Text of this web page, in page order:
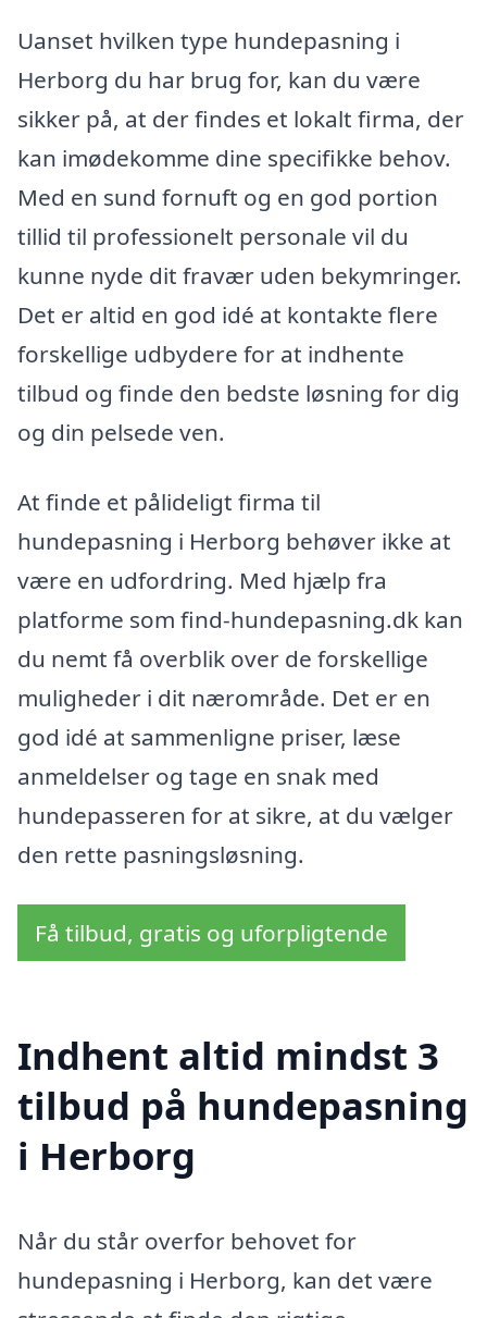
Uanset hvilken type hundepasning i
Herborg du har brug for, kan du være
sikker på, at der findes et lokalt firma, der
kan imødekomme dine specifikke behov.
Med en sund fornuft og en god portion
tillid til professionelt personale vil du
kunne nyde dit fravær uden bekymringer.
Det er altid en god idé at kontakte flere
forskellige udbydere for at indhente
tilbud og finde den bedste løsning for dig
og din pelsede ven.
At finde et pålideligt firma til
hundepasning i Herborg behøver ikke at
være en udfordring. Med hjælp fra
platforme som find-hundepasning.dk kan
du nemt få overblik over de forskellige
muligheder i dit nærområde. Det er en
god idé at sammenligne priser, læse
anmeldelser og tage en snak med
hundepasseren for at sikre, at du vælger
den rette pasningsløsning.
Få tilbud, gratis og uforpligtende
Indhent altid mindst 3
tilbud på hundepasning
i Herborg
Når du står overfor behovet for
hundepasning i Herborg, kan det være